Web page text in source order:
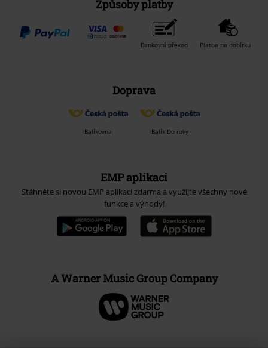
Způsoby platby
Bankovní převod Platba na dobírku
Doprava
Balíkovna Balík Do ruky
EMP aplikaci
Stáhněte si novou EMP aplikaci zdarma a využijte všechny nové
funkce a výhody!
A Warner Music Group Company